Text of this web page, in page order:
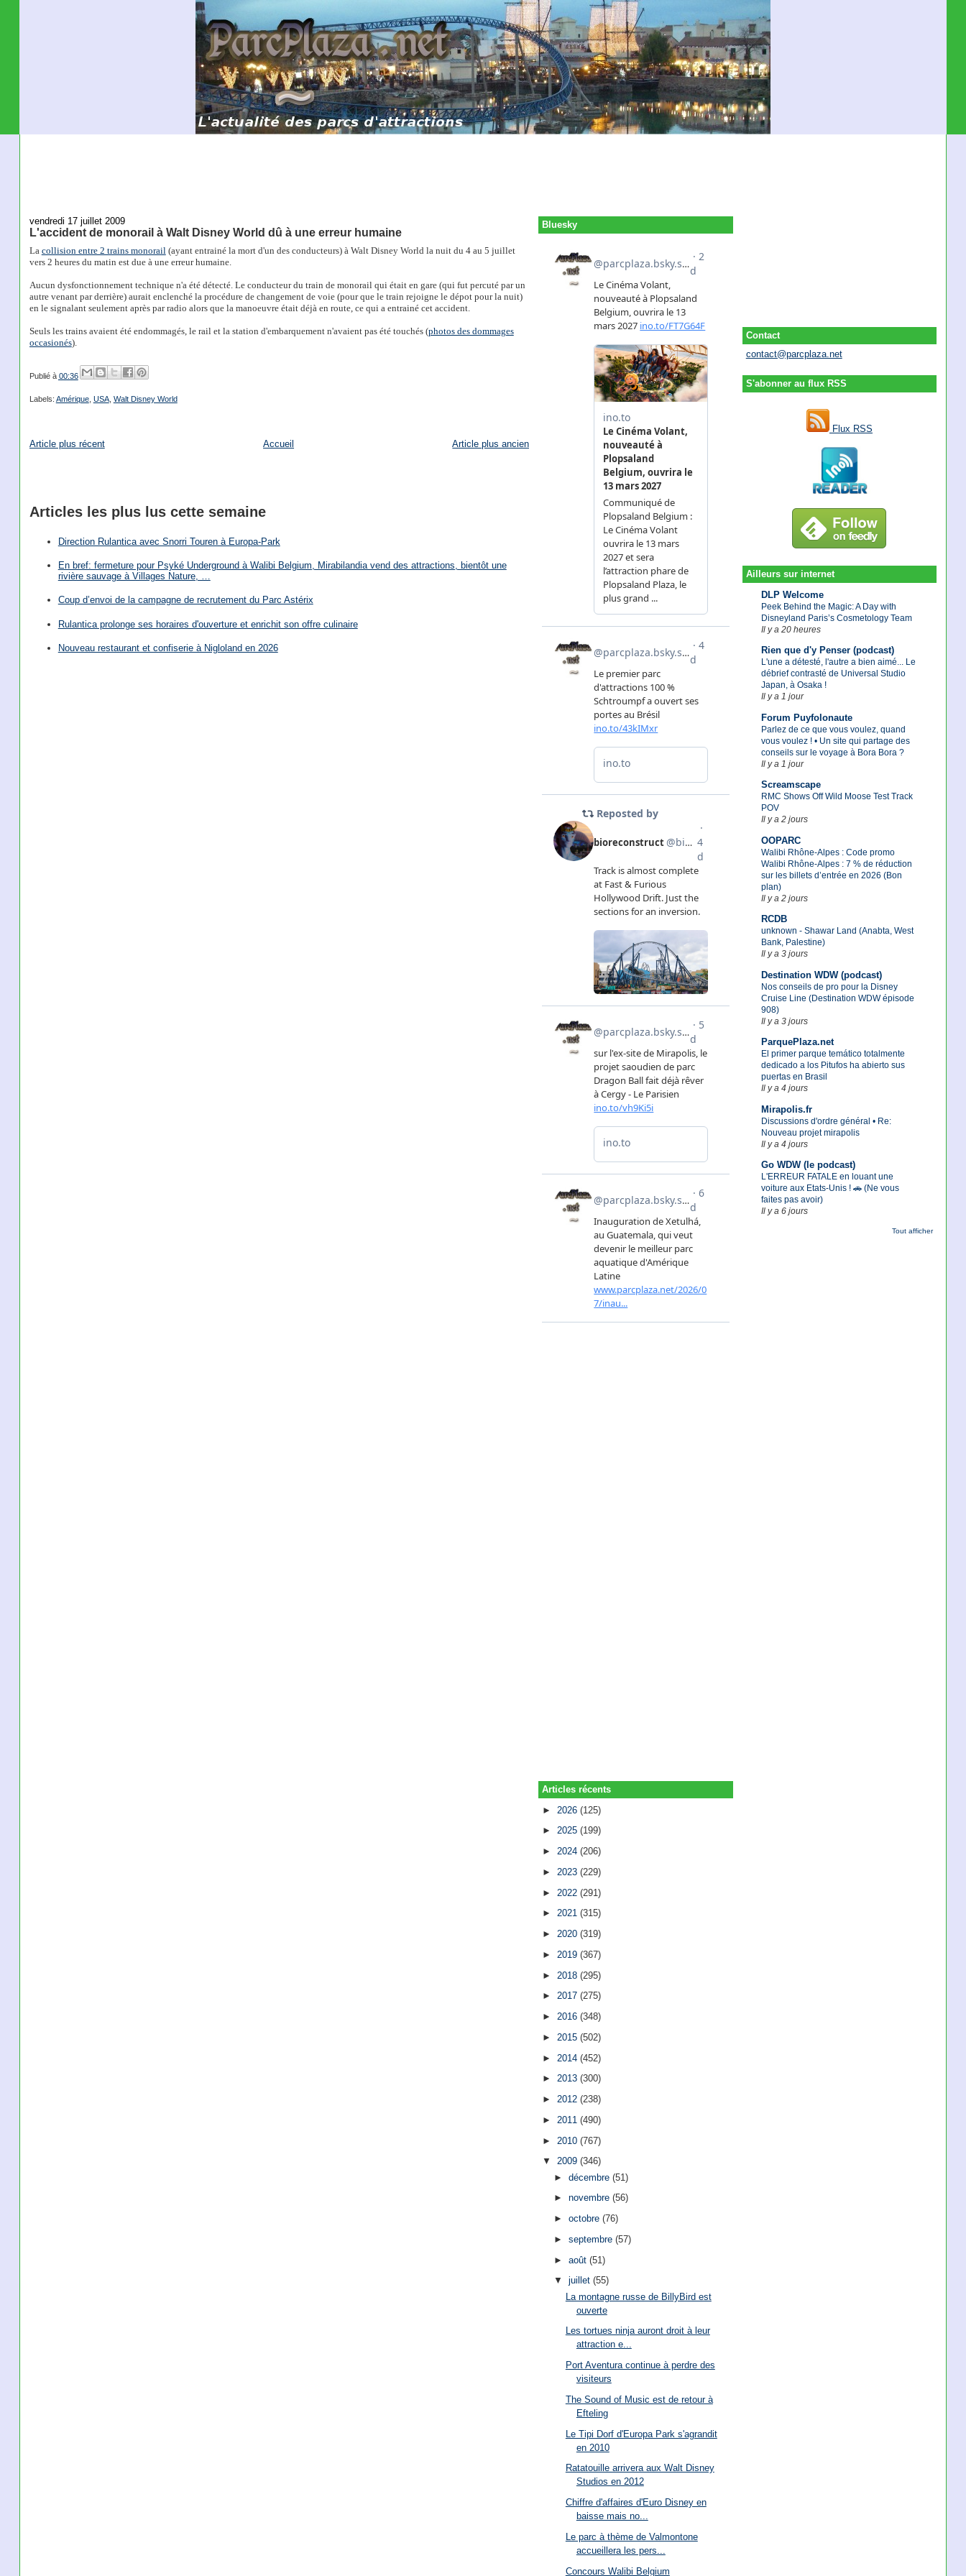
Contact
contact@parcplaza.net
S'abonner au flux RSS
Flux RSS
Ailleurs sur internet
DLP Welcome
Peek Behind the Magic: A Day with
Disneyland Paris’s Cosmetology Team
Il y a 20 heures
Rien que d'y Penser (podcast)
L'une a détesté, l'autre a bien aimé... Le
débrief contrasté de Universal Studio
Japan, à Osaka !
Il y a 1 jour
Forum Puyfolonaute
Parlez de ce que vous voulez, quand
vous voulez ! • Un site qui partage des
conseils sur le voyage à Bora Bora ?
Il y a 1 jour
Screamscape
RMC Shows Off Wild Moose Test Track
POV
Il y a 2 jours
OOPARC
Walibi Rhône-Alpes : Code promo
Walibi Rhône-Alpes : 7 % de réduction
sur les billets d’entrée en 2026 (Bon
plan)
Il y a 2 jours
RCDB
unknown - Shawar Land (Anabta, West
Bank, Palestine)
Il y a 3 jours
Destination WDW (podcast)
Nos conseils de pro pour la Disney
Cruise Line (Destination WDW épisode
908)
Il y a 3 jours
ParquePlaza.net
El primer parque temático totalmente
dedicado a los Pitufos ha abierto sus
puertas en Brasil
Il y a 4 jours
Mirapolis.fr
Discussions d'ordre général • Re:
Nouveau projet mirapolis
Il y a 4 jours
Go WDW (le podcast)
L'ERREUR FATALE en louant une
voiture aux Etats-Unis ! 🚗 (Ne vous
faites pas avoir)
Il y a 6 jours
Tout afficher
vendredi 17 juillet 2009
L'accident de monorail à Walt Disney World dû à une erreur humaine
La collision entre 2 trains monorail(ayant entrainé la mort d'un des conducteurs) à Walt Disney World la nuit du 4 au 5 juillet
vers 2 heures du matin est due à une erreur humaine.
Aucun dysfonctionnement technique n'a été détecté. Le conducteur du train de monorail qui était en gare (qui fut percuté par un
autre venant par derrière) aurait enclenché la procédure de changement de voie (pour que le train rejoigne le dépot pour la nuit)
en le signalant seulement après par radio alors que la manoeuvre était déjà en route, ce qui a entrainé cet accident.
Seuls les trains avaient été endommagés, le rail et la station d'embarquement n'avaient pas été touchés (photos des dommages
occasionés).
Publié à 00:36
Labels: Amérique, USA, Walt Disney World
Article plus récent Article plus ancien
Accueil
Articles les plus lus cette semaine
Direction Rulantica avec Snorri Touren à Europa-Park
En bref: fermeture pour Psyké Underground à Walibi Belgium, Mirabilandia vend des attractions, bientôt une
rivière sauvage à Villages Nature, …
Coup d’envoi de la campagne de recrutement du Parc Astérix
Rulantica prolonge ses horaires d'ouverture et enrichit son offre culinaire
Nouveau restaurant et confiserie à Nigloland en 2026
Bluesky
Articles récents
► 2026(125)
►2025(199)
►2024(206)
► 2023(229)
► 2022(291)
►2021(315)
►2020(319)
► 2019(367)
► 2018(295)
►2017(275)
►2016(348)
► 2015(502)
► 2014(452)
►2013(300)
►2012(238)
► 2011(490)
► 2010(767)
▼2009(346)
► décembre (51)
► novembre (56)
► octobre (76)
► septembre (57)
► août (51)
▼ juillet (55)
La montagne russe de BillyBird est
ouverte
Les tortues ninja auront droit à leur
attraction e...
Port Aventura continue à perdre des
visiteurs
The Sound of Music est de retour à
Efteling
Le Tipi Dorf d'Europa Park s'agrandit
en 2010
Ratatouille arrivera aux Walt Disney
Studios en 2012
Chiffre d'affaires d'Euro Disney en
baisse mais no...
Le parc à thème de Valmontone
accueillera les pers...
Concours Walibi Belgium